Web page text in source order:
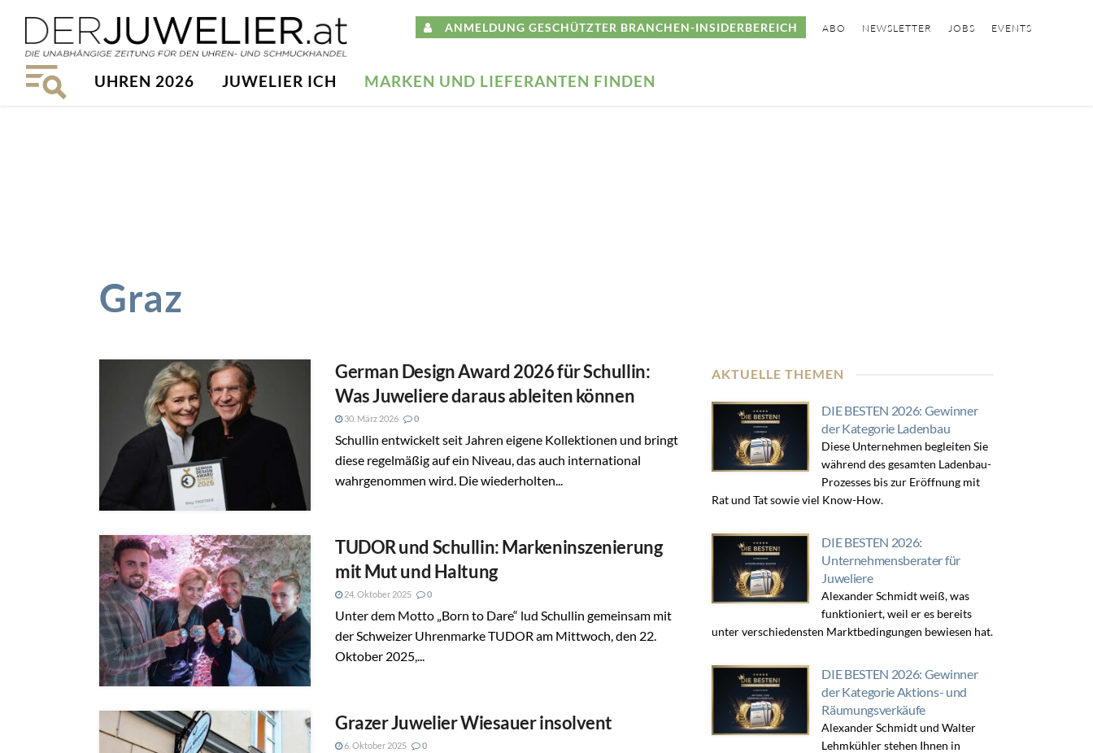
ANMELDUNG GESCHÜTZTER BRANCHEN-INSIDERBEREICH ABO NEWSLETTER JOBS EVENTS
UHREN 2026 JUWELIER ICH MARKEN UND LIEFERANTEN FINDEN
Graz
German Design Award 2026 für Schullin:
Was Juweliere daraus ableiten können
30. März 2026 0
Schullin entwickelt seit Jahren eigene Kollektionen und bringt
diese regelmäßig auf ein Niveau, das auch international
wahrgenommen wird. Die wiederholten...
TUDOR und Schullin: Markeninszenierung
mit Mut und Haltung
24. Oktober 2025 0
Unter dem Motto „Born to Dare“ lud Schullin gemeinsam mit
der Schweizer Uhrenmarke TUDOR am Mittwoch, den 22.
Oktober 2025,...
Grazer Juwelier Wiesauer insolvent
6. Oktober 2025 0
AKTUELLE THEMEN
DIE BESTEN 2026: Gewinner
der Kategorie Ladenbau
Diese Unternehmen begleiten Sie
während des gesamten Ladenbau-
Prozesses bis zur Eröffnung mit
Rat und Tat sowie viel Know-How.
DIE BESTEN 2026:
Unternehmensberater für
Juweliere
Alexander Schmidt weiß, was
funktioniert, weil er es bereits
unter verschiedensten Marktbedingungen bewiesen hat.
DIE BESTEN 2026: Gewinner
der Kategorie Aktions- und
Räumungsverkäufe
Alexander Schmidt und Walter
Lehmkühler stehen Ihnen in